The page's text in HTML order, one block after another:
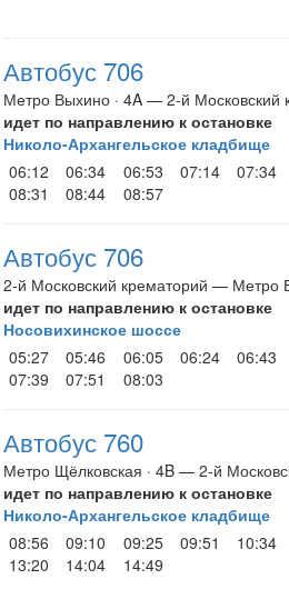
Автобус 706
Метро Выхино · 4A — 2-й Московский
идет по направлению к остановке
Николо-Архангельское кладбище
06:12
06:34 06:53 07:14 07:34
08:31
08:44 08:57
Автобус 706
2-й Московский крематорий — Метро
идет по направлению к остановке
Носовихинское шоссе
05:27
05:46 06:05 06:24 06:43
07:39
07:51 08:03
Автобус 760
Метро Щёлковская · 4B — 2-й
идет по направлению к остановке
Николо-Архангельское кладбище
08:56
09:10 09:25 09:51 10:34
13:20
14:04 14:49